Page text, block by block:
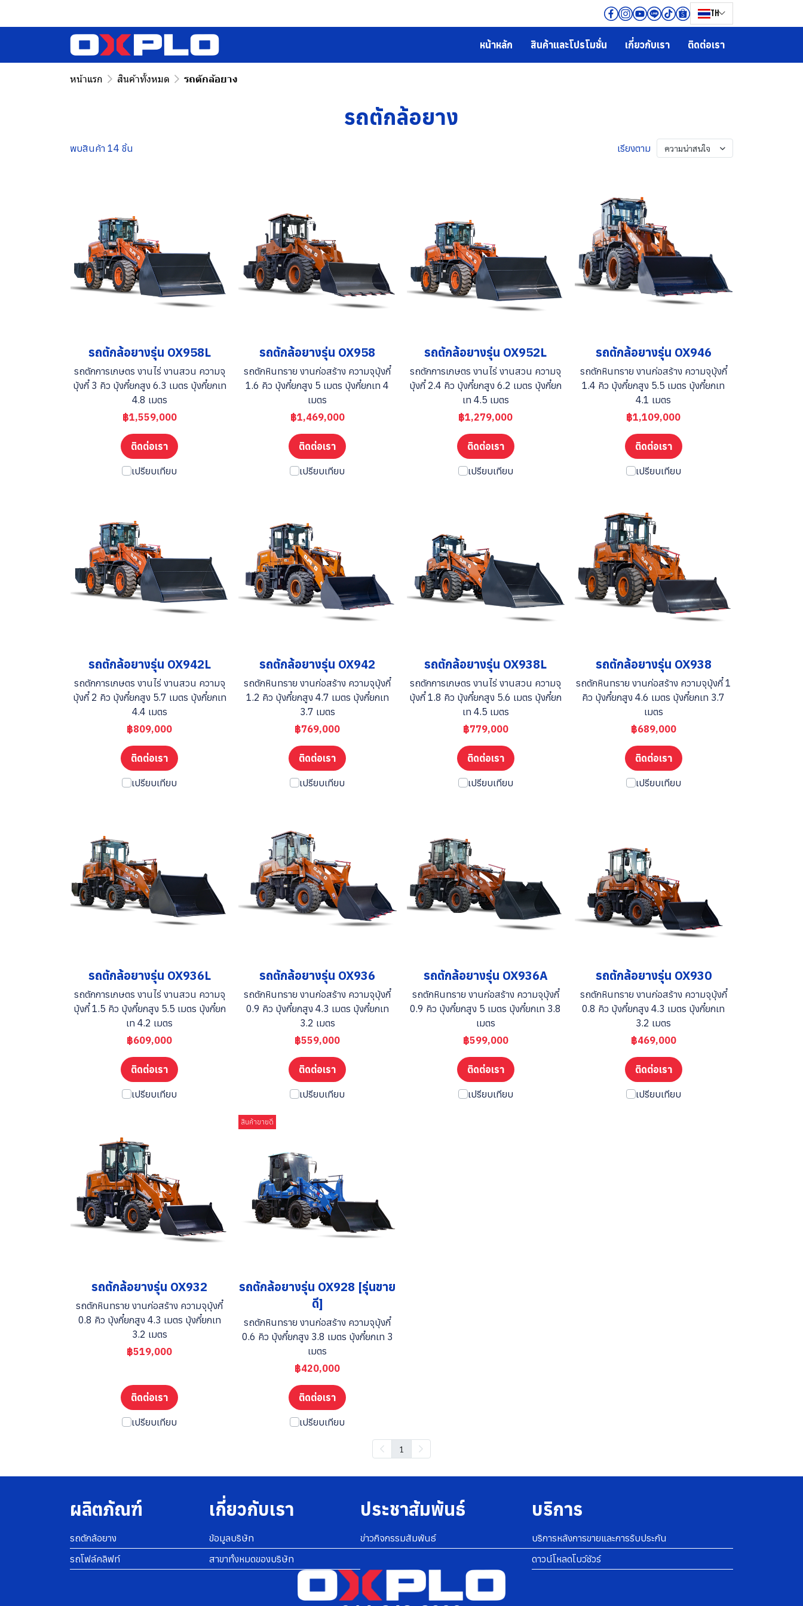
TH
หน้าหลัก สินค้าและโปรโมชั่น เกี่ยวกับเรา ติดต่อเรา
หน้าแรก สินค้าทั้งหมด รถตักล้อยาง
รถตักล้อยาง
พบสินค้า 14 ชิ้น เรียงตาม ความน่าสนใจ
รถตักล้อยางรุ่น OX958L
รถตักการเกษตร งานไร่ งานสวน ความจุ
บุ้งกี๋ 3 คิว บุ้งกี๋ยกสูง 6.3 เมตร บุ้งกี๋ยกเท
4.8 เมตร
฿1,559,000
ติดต่อเรา
เปรียบเทียบ
รถตักล้อยางรุ่น OX958
รถตักหินทราย งานก่อสร้าง ความจุบุ้งกี๋
1.6 คิว บุ้งกี๋ยกสูง 5 เมตร บุ้งกี๋ยกเท 4
เมตร
฿1,469,000
ติดต่อเรา
เปรียบเทียบ
รถตักล้อยางรุ่น OX952L
รถตักการเกษตร งานไร่ งานสวน ความจุ
บุ้งกี๋ 2.4 คิว บุ้งกี๋ยกสูง 6.2 เมตร บุ้งกี๋ยก
เท 4.5 เมตร
฿1,279,000
ติดต่อเรา
เปรียบเทียบ
รถตักล้อยางรุ่น OX946
รถตักหินทราย งานก่อสร้าง ความจุบุ้งกี๋
1.4 คิว บุ้งกี๋ยกสูง 5.5 เมตร บุ้งกี๋ยกเท
4.1 เมตร
฿1,109,000
ติดต่อเรา
เปรียบเทียบ
รถตักล้อยางรุ่น OX942L
รถตักการเกษตร งานไร่ งานสวน ความจุ
บุ้งกี๋ 2 คิว บุ้งกี๋ยกสูง 5.7 เมตร บุ้งกี๋ยกเท
4.4 เมตร
฿809,000
ติดต่อเรา
เปรียบเทียบ
รถตักล้อยางรุ่น OX942
รถตักหินทราย งานก่อสร้าง ความจุบุ้งกี๋
1.2 คิว บุ้งกี๋ยกสูง 4.7 เมตร บุ้งกี๋ยกเท
3.7 เมตร
฿769,000
ติดต่อเรา
เปรียบเทียบ
รถตักล้อยางรุ่น OX938L
รถตักการเกษตร งานไร่ งานสวน ความจุ
บุ้งกี๋ 1.8 คิว บุ้งกี๋ยกสูง 5.6 เมตร บุ้งกี๋ยก
เท 4.5 เมตร
฿779,000
ติดต่อเรา
เปรียบเทียบ
รถตักล้อยางรุ่น OX938
รถตักหินทราย งานก่อสร้าง ความจุบุ้งกี๋ 1
คิว บุ้งกี๋ยกสูง 4.6 เมตร บุ้งกี๋ยกเท 3.7
เมตร
฿689,000
ติดต่อเรา
เปรียบเทียบ
รถตักล้อยางรุ่น OX936L
รถตักการเกษตร งานไร่ งานสวน ความจุ
บุ้งกี๋ 1.5 คิว บุ้งกี๋ยกสูง 5.5 เมตร บุ้งกี๋ยก
เท 4.2 เมตร
฿609,000
ติดต่อเรา
เปรียบเทียบ
รถตักล้อยางรุ่น OX936
รถตักหินทราย งานก่อสร้าง ความจุบุ้งกี๋
0.9 คิว บุ้งกี๋ยกสูง 4.3 เมตร บุ้งกี๋ยกเท
3.2 เมตร
฿559,000
ติดต่อเรา
เปรียบเทียบ
รถตักล้อยางรุ่น OX936A
รถตักหินทราย งานก่อสร้าง ความจุบุ้งกี๋
0.9 คิว บุ้งกี๋ยกสูง 5 เมตร บุ้งกี๋ยกเท 3.8
เมตร
฿599,000
ติดต่อเรา
เปรียบเทียบ
รถตักล้อยางรุ่น OX930
รถตักหินทราย งานก่อสร้าง ความจุบุ้งกี๋
0.8 คิว บุ้งกี๋ยกสูง 4.3 เมตร บุ้งกี๋ยกเท
3.2 เมตร
฿469,000
ติดต่อเรา
เปรียบเทียบ
รถตักล้อยางรุ่น OX932
รถตักหินทราย งานก่อสร้าง ความจุบุ้งกี๋
0.8 คิว บุ้งกี๋ยกสูง 4.3 เมตร บุ้งกี๋ยกเท
3.2 เมตร
฿519,000
ติดต่อเรา
เปรียบเทียบ
สินค้าขายดี
รถตักล้อยางรุ่น OX928 [รุ่นขาย
ดี]
รถตักหินทราย งานก่อสร้าง ความจุบุ้งกี๋
0.6 คิว บุ้งกี๋ยกสูง 3.8 เมตร บุ้งกี๋ยกเท 3
เมตร
฿420,000
ติดต่อเรา
เปรียบเทียบ
1
ผลิตภัณฑ์
รถตักล้อยาง
รถโฟล์คลิฟท์
เกี่ยวกับเรา
ข้อมูลบริษัท
สาขาทั้งหมดของบริษัท
ประชาสัมพันธ์
ข่าวกิจกรรมสัมพันธ์
บริการ
บริการหลังการขายและการรับประกัน
ดาวน์โหลดโบว์ชัวร์